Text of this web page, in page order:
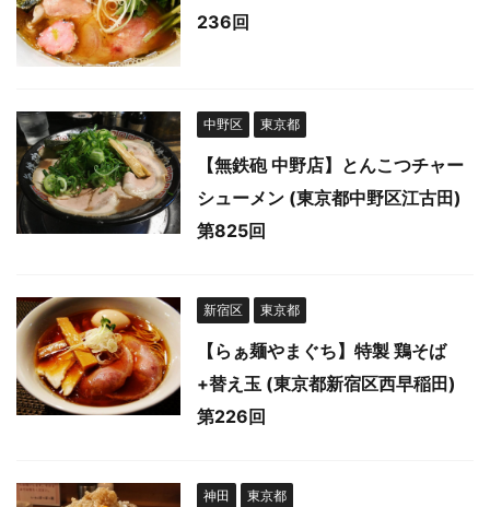
236回
中野区 東京都
【無鉄砲 中野店】とんこつチャー
シューメン (東京都中野区江古田)
第825回
新宿区 東京都
【らぁ麺やまぐち】特製 鶏そば
+替え玉 (東京都新宿区西早稲田)
第226回
神田 東京都